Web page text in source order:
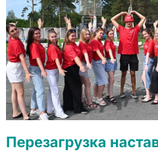
Перезагрузка